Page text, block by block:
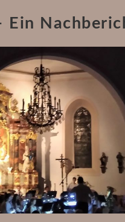
Ein